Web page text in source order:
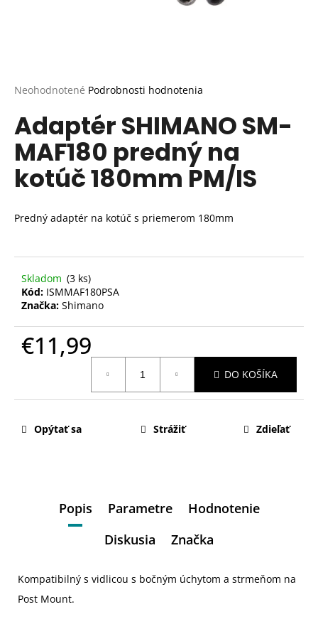
Priemerné
produktu
je
0,0
5
hviezdičiek.
Neohodnotené Podrobnosti hodnotenia
Adaptér SHIMANO SM-
MAF180 predný na
kotúč 180mm PM/IS
Predný adaptér na kotúč s priemerom 180mm
Skladom (3 ks)
Kód: ISMMAF180PSA
Značka: Shimano
€11,99
DO KOŠÍKA
Opýtať sa Strážiť Zdieľať
Popis Parametre
Hodnotenie
Diskusia
Značka
Kompatibilný s vidlicou s bočným úchytom a strmeňom na
Post Mount.